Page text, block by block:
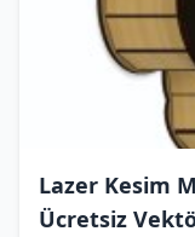
Lazer Kesim
Ücretsiz